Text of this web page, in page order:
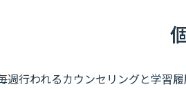
週行われるカウンセリングと学習